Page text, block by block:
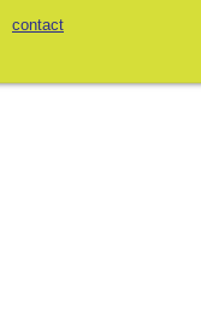
contact